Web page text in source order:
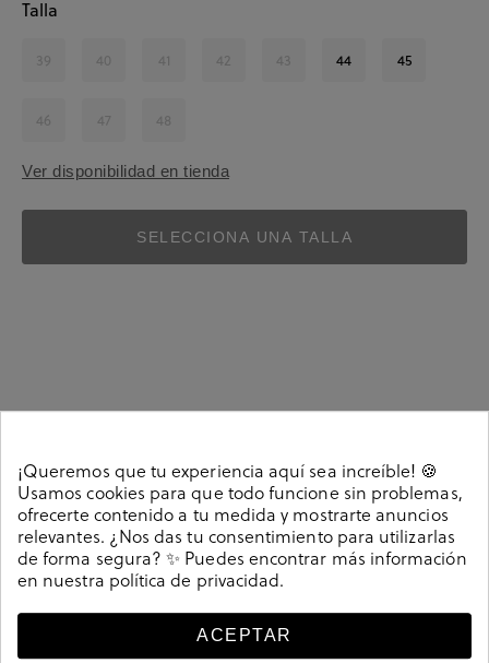
Talla
39 40 41 42 43 44 45
46 47 48
Ver disponibilidad en tienda
SELECCIONA UNA TALLA
Detalles
Deportivos Converse ALL STAR en blanco. .. La plantilla
no es extraible.
Referencia172819
¡Queremos que tu experiencia aquí sea increíble! 🍪
Usamos cookies para que todo funcione sin problemas,
ofrecerte contenido a tu medida y mostrarte anuncios
relevantes. ¿Nos das tu consentimiento para utilizarlas
de forma segura? ✨ Puedes encontrar más información
en nuestra política de privacidad.
ACEPTAR